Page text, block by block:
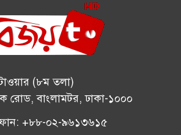
(৮ম তলা)
রোড, বাংলামটর, ঢাকা-১০০০
+৮৮-০২-৯৬১৩৬১৫